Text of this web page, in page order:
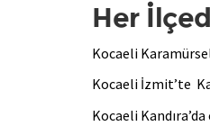
Her
Kocaeli
Kocaeli İzmit’te
Kocaeli